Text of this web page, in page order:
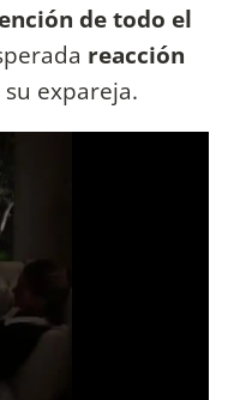
de todo el
reacción
su expareja.